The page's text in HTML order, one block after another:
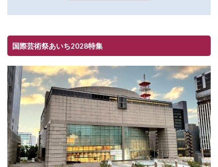
国際芸術祭あいち2028特集